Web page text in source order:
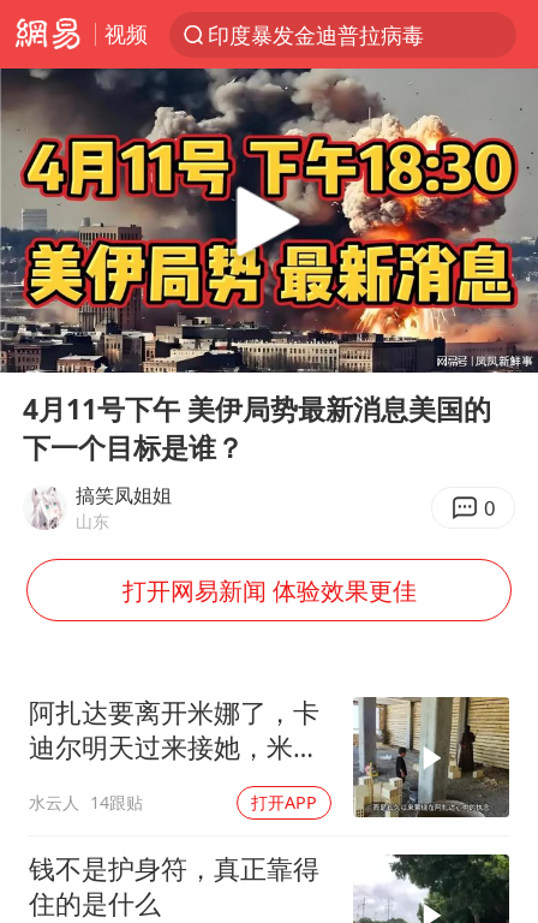
视频
印度暴发金迪普拉病毒
探寻“技能+”促就业创业新路
24小时不关空调 电费反而更低？
41岁女子为鼓励女儿考上985研究生
美国退回1000亿美元关税
维持强台风级！白海豚直奔华东沿海
“事业单位招聘不是人情买卖”
河南试行周五下午弹性离岗
新华社权威快报|我国编制完成新版全月地质图
要给全体职工“应休尽休”的底气
余承东口误将24999元电脑报成2499
李亚鹏向地铁吐血女孩捐99999元
小伙靠AI减肥 45天瘦40斤进了ICU
总书记关心百姓身边这些民生大事
Play
00:00 08:22
4月11号下午 美伊局势最新消息美国的
下一个目标是谁？
搞笑凤姐姐
山东 0
打开网易新闻 体验效果更佳
阿扎达要离开米娜了，卡
迪尔明天过来接她，米娜
水云人 14跟贴 打开APP
钱不是护身符，真正靠得
住的是什么